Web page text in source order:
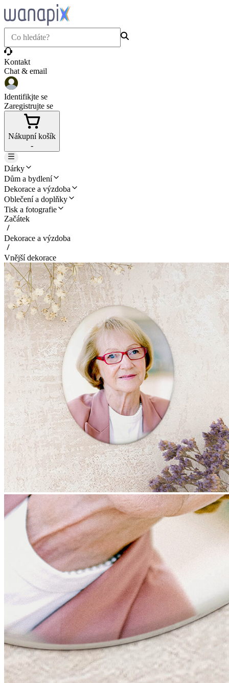
Kontakt
Chat & email
Identifikjte se
Zaregistrujte se
Nákupní košík
-
Dárky
Dům a bydlení
Dekorace a výzdoba
Oblečení a doplňky
Tisk a fotografie
Začátek
Dekorace a výzdoba
Vnější dekorace